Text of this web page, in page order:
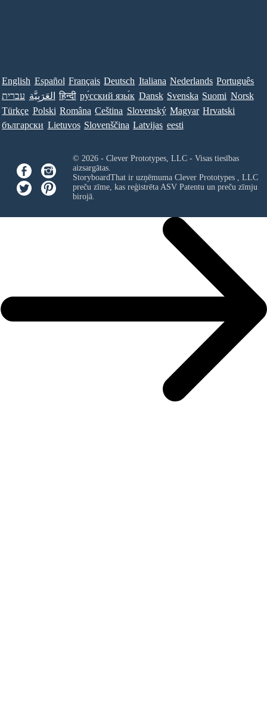
English Español Français Deutsch Italiana Nederlands Português
עברית العَرَبِيَّة हिन्दी ру́сский язы́к Dansk Svenska Suomi Norsk
Türkçe Polski Româna Ceština Slovenský Magyar Hrvatski
български Lietuvos Slovenščina Latvijas eesti
© 2026 - Clever Prototypes, LLC - Visas tiesības
aizsargātas.
StoryboardThat ir uzņēmuma Clever Prototypes , LLC
preču zīme, kas reģistrēta ASV Patentu un preču zīmju
birojā.